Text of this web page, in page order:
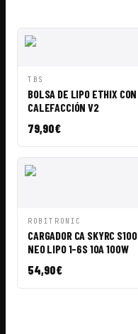
VISTA
TBS
BOLSA DE LIPO ETHIX CON
CALEFACCIÓN V2
79,90€
VISTA
ROBITRONIC
CARGADOR CA SKYRC S100
NEO LIPO 1-6S 10A 100W
54,90€